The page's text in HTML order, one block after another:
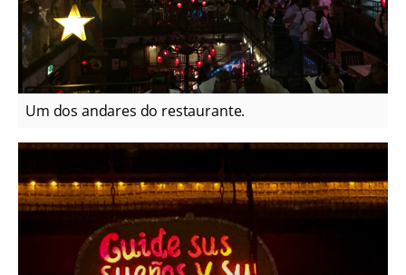
Um dos andares do restaurante.